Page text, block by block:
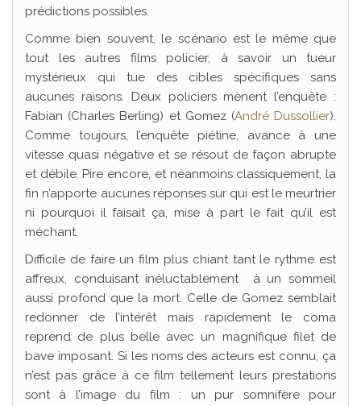
prédictions possibles.
Comme bien souvent, le scénario est le même que
tout les autres films policier, à savoir un tueur
mystérieux qui tue des cibles spécifiques sans
aucunes raisons. Deux policiers mènent l’enquête :
Fabian (Charles Berling) et Gomez (André Dussollier).
Comme toujours, l’enquête piétine, avance à une
vitesse quasi négative et se résout de façon abrupte
et débile. Pire encore, et néanmoins classiquement, la
fin n’apporte aucunes réponses sur qui est le meurtrier
ni pourquoi il faisait ça, mise à part le fait qu’il est
méchant.
Difficile de faire un film plus chiant tant le rythme est
affreux, conduisant inéluctablement à un sommeil
aussi profond que la mort. Celle de Gomez semblait
redonner de l’intérêt mais rapidement le coma
reprend de plus belle avec un magnifique filet de
bave imposant. Si les noms des acteurs est connu, ça
n’est pas grâce à ce film tellement leurs prestations
sont à l’image du film : un pur somnifère pour